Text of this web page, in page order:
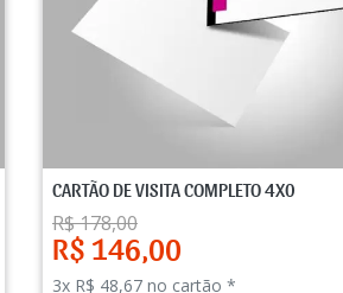
CARTÃO DE VISITA COMPLETO 4X0
R$ 178,00
R$ 146,00
3x R$ 48,67 no cartão *